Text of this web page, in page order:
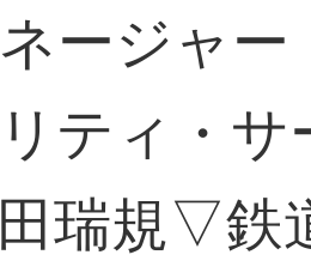
ージャ
ティ・
瑞規▽鉄